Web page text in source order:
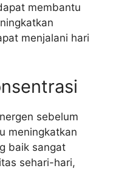
membantu
menjalani hari
sebelum
meningkatkan
baik sangat
sehari-hari,